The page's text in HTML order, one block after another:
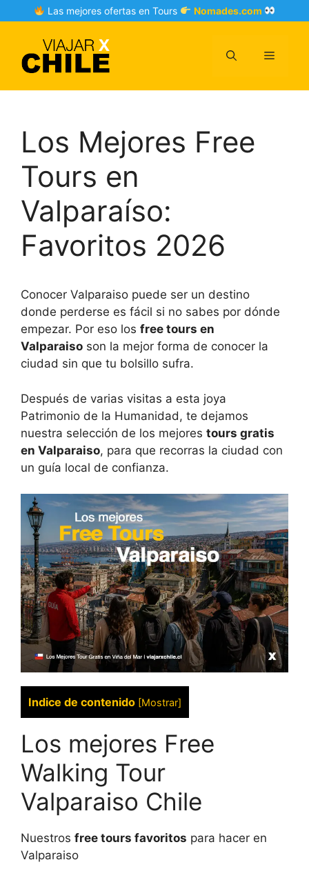
to
Las mejores ofertas en Tours Nomades.com
Menu
Los Mejores Free
Tours en
Valparaíso:
Favoritos 2026
Conocer Valparaiso puede ser un destino
donde perderse es fácil si no sabes por dónde
empezar. Por eso los free tours en
Valparaiso son la mejor forma de conocer la
ciudad sin que tu bolsillo sufra.
Después de varias visitas a esta joya
Patrimonio de la Humanidad, te dejamos
nuestra selección de los mejores tours gratis
en Valparaiso, para que recorras la ciudad con
un guía local de confianza.
Indice de contenido [Mostrar]
Los mejores Free
Walking Tour
Valparaiso Chile
Nuestros free tours favoritos para hacer en
Valparaiso